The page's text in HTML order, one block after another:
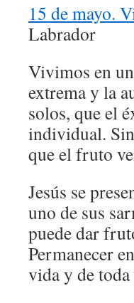
15 de mayo.
Labrador
Vivimos en
extrema y la
solos, que el
individual.
que el fruto
Jesús se
uno de sus
puede dar
Permanecer
vida y de